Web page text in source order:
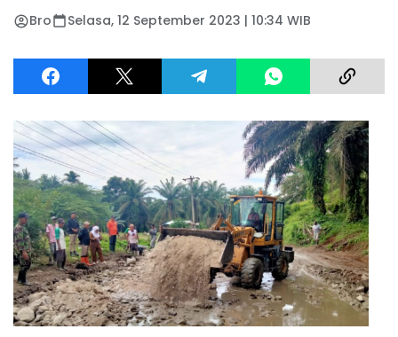
Bro Selasa, 12 September 2023 | 10:34 WIB